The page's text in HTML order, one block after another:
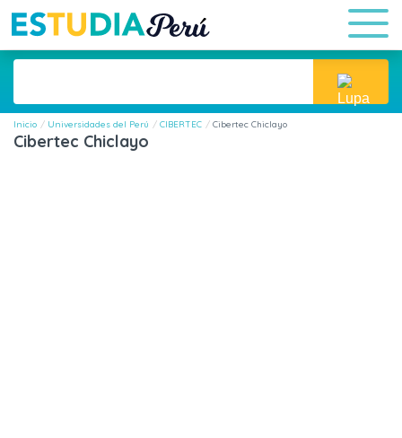
Inicio Universidades del Perú CIBERTEC Cibertec Chiclayo
Cibertec Chiclayo